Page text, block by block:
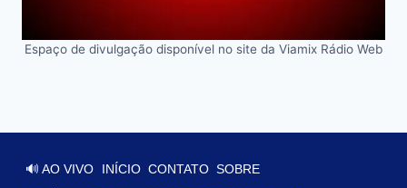
Espaço de divulgação disponível no site da Viamix Rádio Web
🔊 AO VIVO INÍCIO CONTATO SOBRE